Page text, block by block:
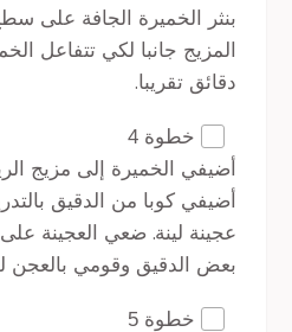
بنثر الخميرة الجافة على
دقائق تقريبا.
خطوة 4
أضيفي الخميرة إلى مزيج
أضيفي كوبا من الدقيق
عجينة لينة. ضعي العجينة
بعض الدقيق وقومي بالعجن لمدة 8-10
خطوة 5